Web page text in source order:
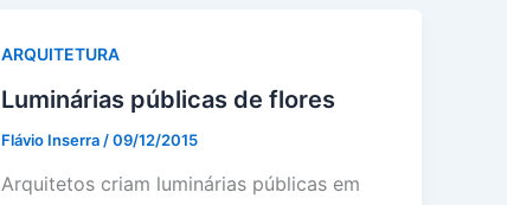
ARQUITETURA
Luminárias públicas de flores
Flávio Inserra /09/12/2015
Arquitetos criam luminárias públicas em